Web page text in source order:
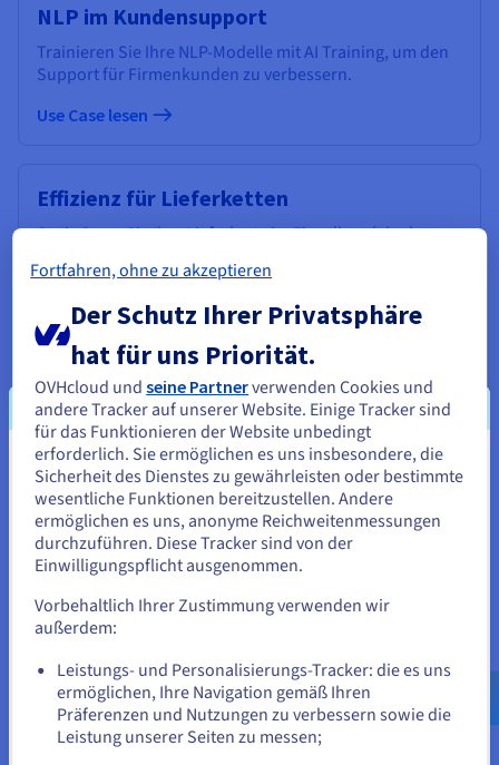
NLP im Kundensupport
Trainieren Sie Ihre NLP-Modelle mit AI Training, um den
Support für Firmenkunden zu verbessern.
Use Case lesen
Effizienz für Lieferketten
Optimieren Sie Ihre Lieferkette im Einzelhandel oder
Dokumentation
Loslegen
Erste Schritte mit AI Training
Guides
Sie scheinen sich in Vereinigte
Staaten zu befinden.
Wenn Sie aus Vereinigte Staaten bestellen möchten, müssen Sie
sich auf der entsprechenden Website umsehen und dort einen
Gehe zur [Website] Webseite
us.ovhcloud.com/public-cloud Englisch
USD
- $
oder
Fortfahren, ohne zu akzeptieren
Der Schutz Ihrer Privatsphäre
hat für uns Priorität.
OVHcloud undseine Partnerverwenden Cookies und
andere Tracker auf unserer Website. Einige Tracker sind
für das Funktionieren der Website unbedingt
erforderlich. Sie ermöglichen es uns insbesondere, die
Sicherheit des Dienstes zu gewährleisten oder bestimmte
wesentliche Funktionen bereitzustellen. Andere
ermöglichen es uns, anonyme Reichweitenmessungen
durchzuführen. Diese Tracker sind von der
Einwilligungspflicht ausgenommen.
Vorbehaltlich Ihrer Zustimmung verwenden wir
außerdem:
Leistungs- und Personalisierungs-Tracker: die es uns
ermöglichen, Ihre Navigation gemäß Ihren
Präferenzen und Nutzungen zu verbessern sowie die
Leistung unserer Seiten zu messen;